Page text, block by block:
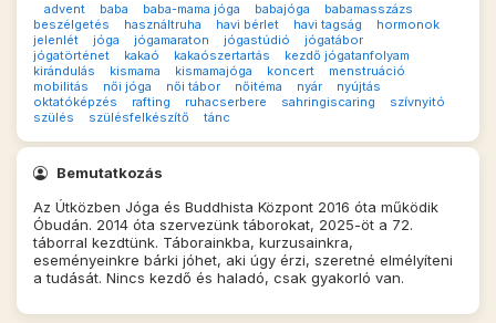
advent baba baba-mama jóga babajóga
babamasszázs
beszélgetés
használtruha havi bérlet havi tagság
hormonok
jelenlét
jóga jógamaraton jógastúdió
jógatábor
jógatörténet
kakaó kakaószertartás
kezdő jógatanfolyam
kirándulás
kismama kismamajóga koncert
menstruáció
mobilitás
női jóga női tábor nőitéma nyár
nyújtás
oktatóképzés
rafting ruhacserbere sahringiscaring
szívnyitó
szülés
szülésfelkészítő tánc
Bemutatkozás
Az Útközben Jóga és Buddhista Központ 2016 óta működik
Óbudán. 2014 óta szervezünk táborokat, 2025-öt a 72.
táborral kezdtünk. Táborainkba, kurzusainkra,
eseményeinkre bárki jóhet, aki úgy érzi, szeretné elmélyíteni
a tudását. Nincs kezdő és haladó, csak gyakorló van.